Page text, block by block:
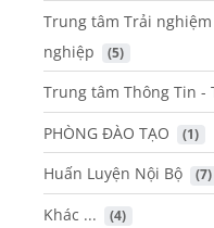
Trung tâm Trải
nghiệp
(5)
Trung tâm Thông Tin -
PHÒNG ĐÀO TẠO (1)
Huấn Luyện Nội Bộ (7)
Khác ... (4)